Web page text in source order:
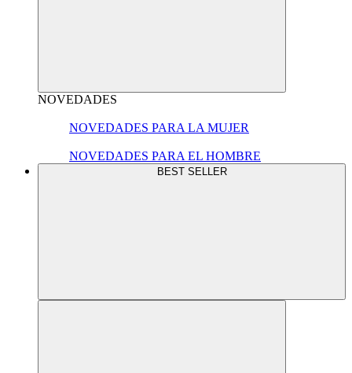
NOVEDADES
NOVEDADES PARA LA MUJER
NOVEDADES PARA EL HOMBRE
BEST SELLER